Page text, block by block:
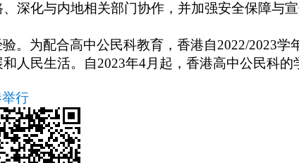
深化与内地相关部门协作，并加强安全保障与
。为配合高中公民科教育，香港自2022/2023学
民生活。自2023年4月起，香港高中公民科的
行